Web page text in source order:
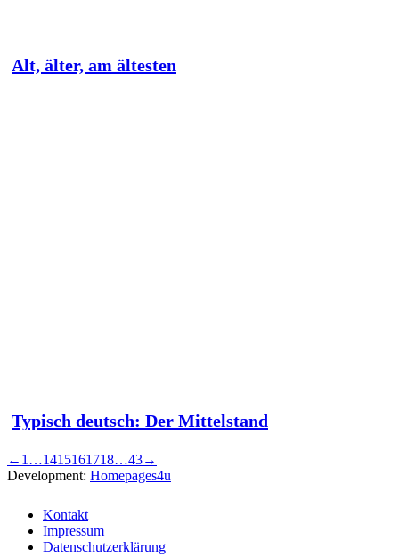
Alt, älter, am ältesten
Typisch deutsch: Der Mittelstand
← 1 …1415161718…43→
Development: Homepages4u
Kontakt
Impressum
Datenschutzerklärung